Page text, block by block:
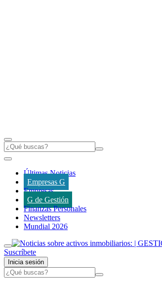
Últimas Noticias
Empresas G
Empresas
G de Gestión
Finanzas Personales
Newsletters
Mundial 2026
Suscríbete
Inicia sesión